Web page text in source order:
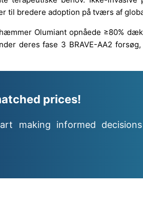
til bredere adoption på tværs af
Olumiant opnåede ≥80%
deres fase 3 BRAVE-AA2
prices!
making informed